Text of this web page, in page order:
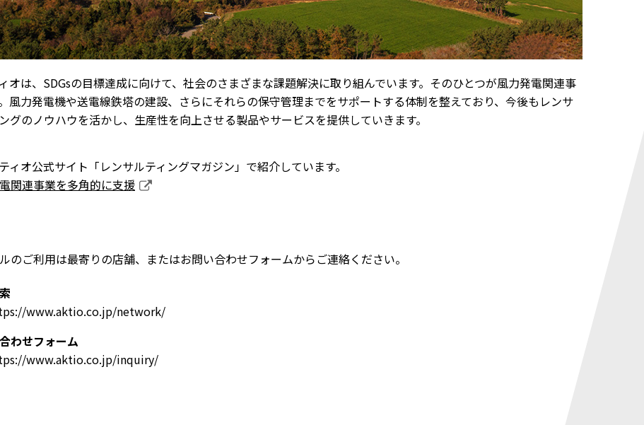
オは、SDGsの目標達成に向けて、社会のさまざまな課題解決に取り組んでいます。そのひとつが風力発電関連事
風力発電機や送電線鉄塔の建設、さらにそれらの保守管理までをサポートする体制を整えており、今後もレンサ
グのノウハウを活かし、生産性を向上させる製品やサービスを提供していきます。
ィオ公式サイト「レンサルティングマガジン」で紹介しています。
関連事業を多角的に支援
のご利用は最寄りの店舗、またはお問い合わせフォームからご連絡ください。
www.aktio.co.jp/network/
わせフォーム
www.aktio.co.jp/inquiry/